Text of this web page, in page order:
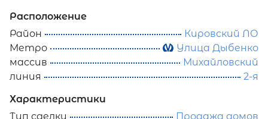
Расположение
Район
Кировский ЛО
Метро
Улица Дыбенко
массив
Михайловский
линия
2-я
Характеристики
Тип сделки
Продажа домов